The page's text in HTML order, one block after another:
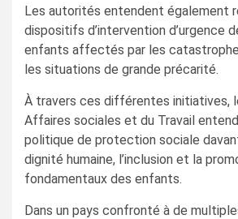
Les autorités entendent également
dispositifs d’intervention d’urgence
enfants affectés par les
les situations de grande précarité.
À travers ces différentes initiatives,
Affaires sociales et du Travail
politique de protection sociale
dignité humaine, l’inclusion et la
fondamentaux des enfants.
Dans un pays confronté à de